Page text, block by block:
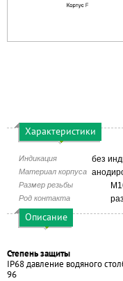
Характеристики
Индикация без
Материал корпуса
Размер резьбы
Род контакта
Описание
Степень защиты
IP68 давление водяного
96